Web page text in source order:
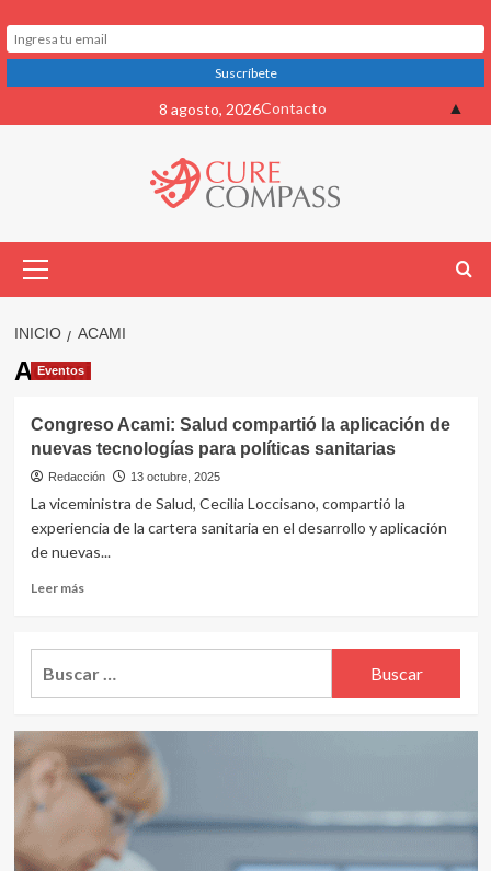
al
8 agosto, 2026Contacto
primario
INICIO ACAMI
Acami
Eventos
Congreso Acami: Salud compartió la aplicación de
nuevas tecnologías para políticas sanitarias
Redacción 13 octubre, 2025
La viceministra de Salud, Cecilia Loccisano, compartió la
experiencia de la cartera sanitaria en el desarrollo y aplicación
de nuevas...
Leer másLeer
Congreso
Acami:
la
aplicación
de
nuevas
tecnologías
para
políticas
▲